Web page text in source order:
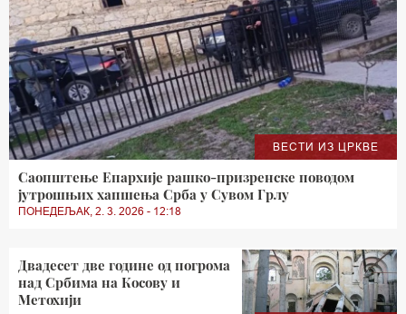
ВЕСТИ ИЗ ЦРКВЕ
Саопштење Епархије рашко-призренске поводом
јутрошњих хапшења Срба у Сувом Грлу
ПОНЕДЕЉАК, 2. 3. 2026 - 12:18
Двадесет две године од погрома
над Србима на Косову и
Метохији